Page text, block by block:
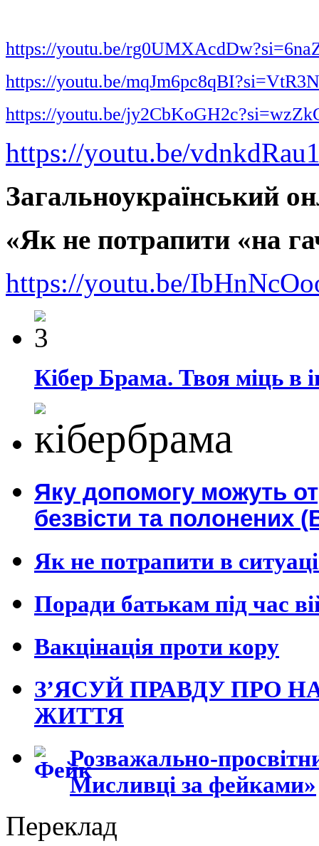
https://youtu.be/
https://youtu.be/
https://youtu.be/
https://youtu.be/
Загальноукраїнський
«Як не потрапити «на
https://youtu.be/
Кібер Брама. Твоя міць в
Яку допомогу можуть
безвісти та полонених
Як не потрапити в
Поради батькам під час
Вакцінація проти кору
З’ЯСУЙ ПРАВДУ ПРО
ЖИТТЯ
Розважально-
Мисливці за фейками»
Переклад